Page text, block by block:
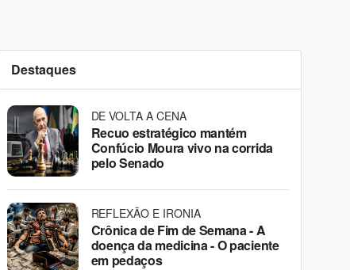
Destaques
DE VOLTA A CENA
Recuo estratégico mantém
Confúcio Moura vivo na corrida
pelo Senado
REFLEXÃO E IRONIA
Crônica de Fim de Semana - A
doença da medicina - O paciente
em pedaços